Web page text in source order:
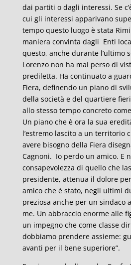
dai partiti o dagli interessi. Se
cui gli interessi apparivano
tempo questo luogo è stata
maniera convinta dagli Enti
questo, anche durante l’ultimo
Lorenzo non ha mai perso di
prediletta. Ha continuato a
Fiera, definendo un piano di
della società e del quartiere
allo stesso tempo concreto
Un piano che è ora la sua
l’estremo lascito a un territorio
avere bisogno della Fiera
Cagnoni. Io perdo un amico. E
consapevolezza di quello che
presidente, attenua il dolore
amico che è stato, negli ultimi
preziosa anche per un sindaco
me. Un abbraccio enorme alle
un impegno che come classe
dobbiamo prendere assieme:
avanti per il bene superiore”.